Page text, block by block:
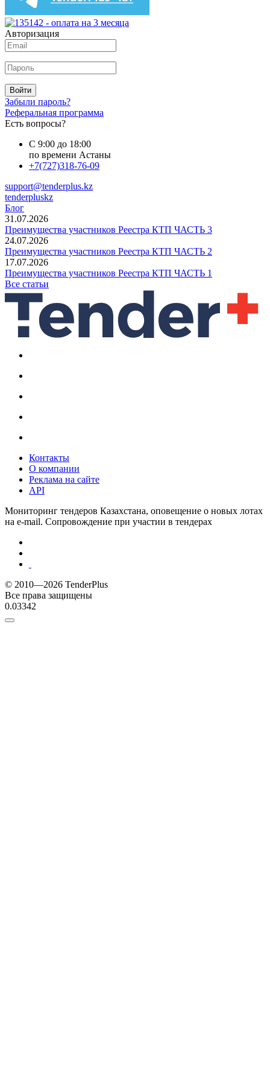
Авторизация
Войти
Забыли пароль?
Реферальная программа
Есть вопросы?
С 9:00 до 18:00
по времени Астаны
+7(727)318-76-09
support@tenderplus.kz
tenderpluskz
Блог
31.07.2026
Преимущества участников Реестра КТП ЧАСТЬ 3
24.07.2026
Преимущества участников Реестра КТП ЧАСТЬ 2
17.07.2026
Преимущества участников Реестра КТП ЧАСТЬ 1
Все статьи
Контакты
О компании
Реклама на сайте
API
Мониторинг тендеров Казахстана, оповещение о новых лотах
на e-mail. Сопровождение при участии в тендерах
© 2010—2026 TenderPlus
Все права защищены
0.03342